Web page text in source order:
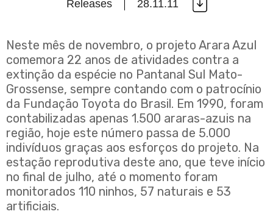
Releases 28.11.11
Neste mês de novembro, o projeto Arara Azul
comemora 22 anos de atividades contra a
extinção da espécie no Pantanal Sul Mato-
Grossense, sempre contando com o patrocínio
da Fundação Toyota do Brasil. Em 1990, foram
contabilizadas apenas 1.500 araras-azuis na
região, hoje este número passa de 5.000
indivíduos graças aos esforços do projeto. Na
estação reprodutiva deste ano, que teve início
no final de julho, até o momento foram
monitorados 110 ninhos, 57 naturais e 53
artificiais.